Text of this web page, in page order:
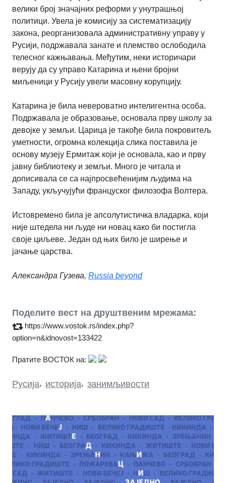
велики број значајних реформи у унутрашњој
политици. Увела је комисију за систематизацију
закона, реорганизовала административну управу у
Русији, подржавала занате и племство ослободила
телесног кажњавања. Међутим, неки историчари
верују да су управо Катарина и њени бројни
миљеници у Русију увели масовну корупцију.
Катарина је била невероватно интелигентна особа.
Подржавала је образовање, основала прву школу за
девојке у земљи. Царица је такође била покровитељ
уметности, огромна колекција слика поставила је
основу музеју Ермитаж који је основала, као и прву
јавну библиотеку и земљи. Много је читала и
дописивала се са најпросвећенијим људима на
Западу, укључујући француског филозофа Волтера.
Истовремено била је апсолутистичка владарка, који
није штедела ни људе ни новац како би постигла
своје циљеве. Један од њих било је ширење и
јачање царства.
Александра Гузева, Russia beyond
Поделите вест на друштвеним мрежама:
https://www.vostok.rs/index.php?
option=n&idnovost=133422
Пратите ВОСТОК на:
Русија, историја, занимљивости